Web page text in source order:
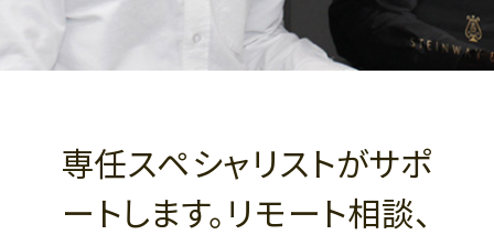
専任スペシャリストがサポ
ートします。リモート相談、